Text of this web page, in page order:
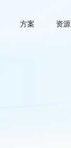
方案 资源